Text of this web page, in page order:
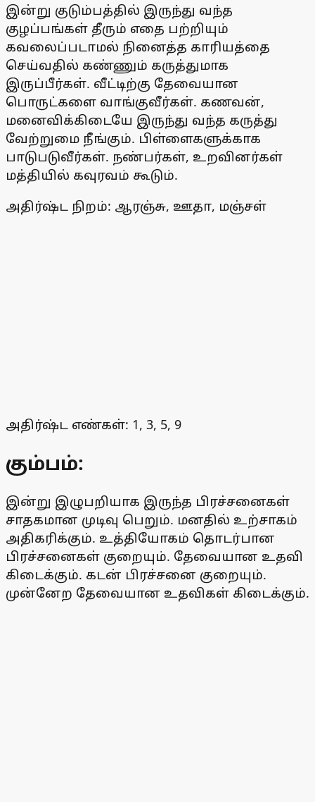
இன்று குடும்பத்தில் இருந்து வந்த
குழப்பங்கள் தீரும் எதை பற்றியும்
கவலைப்படாமல் நினைத்த காரியத்தை
செய்வதில் கண்ணும் கருத்துமாக
இருப்பீர்கள். வீட்டிற்கு தேவையான
பொருட்களை வாங்குவீர்கள். கணவன்,
மனைவிக்கிடையே இருந்து வந்த கருத்து
வேற்றுமை நீங்கும். பிள்ளைகளுக்காக
பாடுபடுவீர்கள். நண்பர்கள், உறவினர்கள்
மத்தியில் கவுரவம் கூடும்.
அதிர்ஷ்ட நிறம்: ஆரஞ்சு, ஊதா, மஞ்சள்
அதிர்ஷ்ட எண்கள்: 1, 3, 5, 9
கும்பம்:
இன்று இழுபறியாக இருந்த பிரச்சனைகள்
சாதகமான முடிவு பெறும். மனதில் உற்சாகம்
அதிகரிக்கும். உத்தியோகம் தொடர்பான
பிரச்சனைகள் குறையும். தேவையான உதவி
கிடைக்கும். கடன் பிரச்சனை குறையும்.
முன்னேற தேவையான உதவிகள் கிடைக்கும்.